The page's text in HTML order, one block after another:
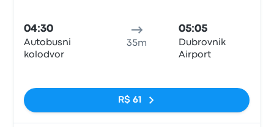
04:30
Autobusni
kolodvor
35m
05:05
Dubrovnik
Airport
R$ 61